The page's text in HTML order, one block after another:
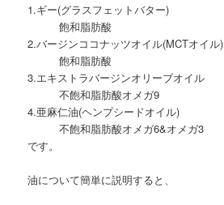
1.ギー(グラスフェットバター)
飽和脂肪酸
2.バージンココナッツオイル(MCTオイル)
飽和脂肪酸
3.エキストラバージンオリーブオイル
不飽和脂肪酸オメガ9
4.亜麻仁油(ヘンプシードオイル)
不飽和脂肪酸オメガ6&オメガ3
です。
油について簡単に説明すると、